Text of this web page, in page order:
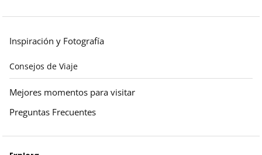
Inspiración y Fotografía
Consejos de Viaje
Mejores momentos para visitar
Preguntas Frecuentes